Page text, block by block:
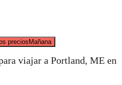
preciosMañana
viajar a Portland, ME en